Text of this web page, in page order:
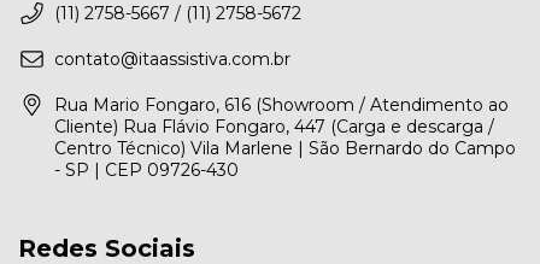
(11) 2758-5667 / (11) 2758-5672
contato@itaassistiva.com.br
Rua Mario Fongaro, 616 (Showroom / Atendimento ao
Cliente) Rua Flávio Fongaro, 447 (Carga e descarga /
Centro Técnico) Vila Marlene | São Bernardo do Campo
- SP | CEP 09726-430
Redes Sociais